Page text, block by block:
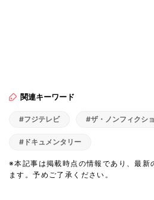
関連キーワード
#フジテレビ #ザ・ノンフィクシ
#ドキュメンタリー
※本記事は掲載時点の情報であり、最新
ます。予めご了承ください。